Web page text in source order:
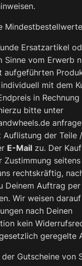
Ersatzartikel
Sinne vom Erwerb
aufgeführten
mit dem
in
bitte unter
Auflistung der Teile
E-Mail zu. Der
seitens
rechtskräftig,
Deinem Auftrag per
Wir weisen
nach Deinen
kein
geregelte
Gutscheine von